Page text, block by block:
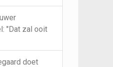
"Dat zal ooit
doet